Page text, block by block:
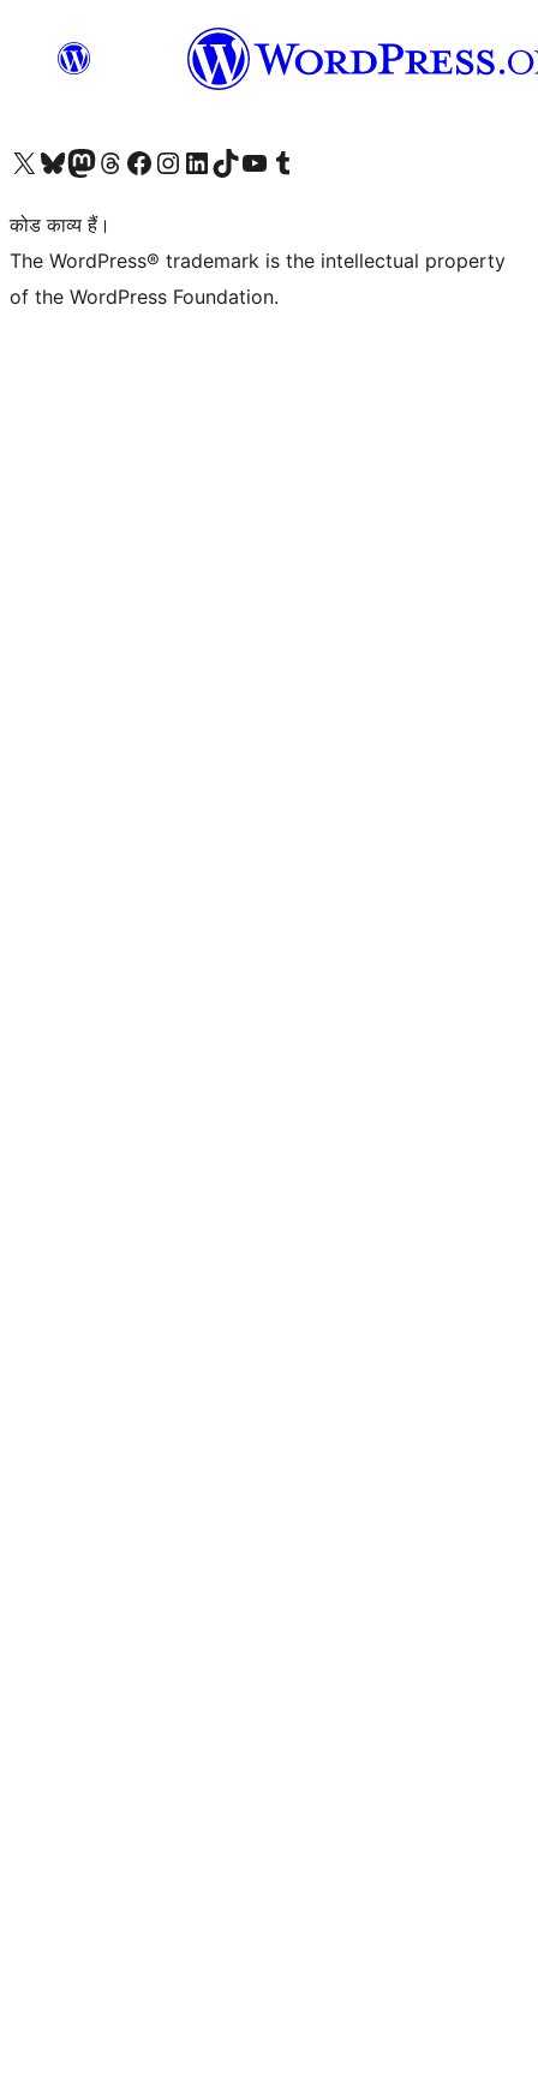
Visit our X (formerly Twitter) account
हमारे बलुस्की खाते पर जाएँVisit our Mastodon account
हमारे थ्रेड्स अकाउंट पर जाएंहमारे फेसबुक पेज पर जाएँहमारे इंस्टाग्राम अकाउंट पर जाएंहमारे लिंक्डइन खाते पर जाएँहमारे टिकटॉक खाते पर जाएँहमारे यूट्यूब चैनल पर जाएंहमारे Tumblr खाते पर जाएँ
कोड काव्य हैं।
The WordPress® trademark is the intellectual property
of the WordPress Foundation.